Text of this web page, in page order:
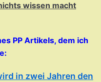
wissen macht
PP Artikels, dem ich
in zwei Jahren den